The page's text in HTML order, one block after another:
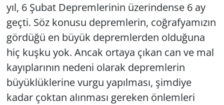
yıl, 6 Şubat Depremlerinin üzerindense 6 ay
geçti. Söz konusu depremlerin, coğrafyamızın
gördüğü en büyük depremlerden olduğuna
hiç kuşku yok. Ancak ortaya çıkan can ve mal
kayıplarının nedeni olarak depremlerin
büyüklüklerine vurgu yapılması, şimdiye
kadar çoktan alınması gereken önlemleri